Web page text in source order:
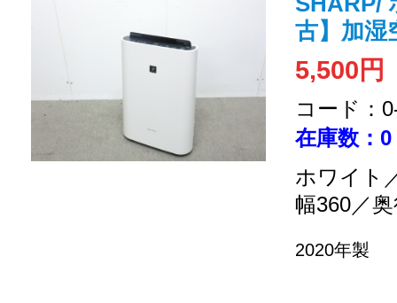
古】加湿
5,500円
コード：
在庫数：0
ホワイト
幅360／
2020年製